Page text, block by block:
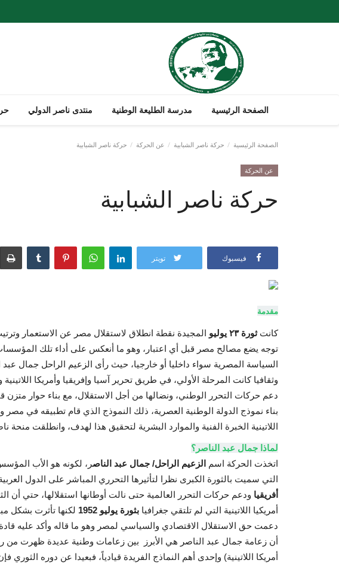
الصفحة الرئيسية مدرسة الطليعة الوطنية منتدى ناصر الدولي
الصفحة الرئيسية حركة ناصر الشبابية عن الحركة حركة ناصر الشبابية
عن الحركة
حركة ناصر الشبابية
فيسبوك تويتر
مقدمة
كانت ثورة ٢٣ يوليو
المجيدة نقطة انطلاق لاستقلال مصر عن الاستعمار
توجه يضع مصالح مصر قبل أي اعتبار، وهو ما أنعكس على أداء تلك
السياسة المصرية سواء داخليا أو خارجيا، حيث رأى الزعيم الراحل جمال
وثقافيا كانت المرحلة الأولي، في طريق تحرير آسيا وإفريقيا وأمريكا
دعم حركات التحرر الوطني، ونضالها من أجل الاستقلال، مع بناء حوار متزن
بناء نموذج الدولة الوطنية العصرية، ذلك النموذج الذي قام تطبيقه في مصر
اللاتينية الخبرة الفنية والموارد البشرية لتحقيق هذا لهدف، وانطلقت منحة
لماذا جمال عبد الناصر؟
اتخذت الحركة اسم
الزعيم الراحل/ جمال عبد الناصر، لكونه هو الأب
التي سميت بالثورة الكبرى نظرا لتأثيرها التحرري المباشر على الدول
أفريقيا ودعم حركات التحرر العالمية حتى نالت أوطانها استقلالها، حتي أن
أمريكيا اللاتينية التي لم تلتقي جغرافيا بثورة يوليو 1952
لكنها تأثرت بشكل
دعمت حق الاستقلال الاقتصادي والسياسي لمصر وهو ما قاله وأكد عليه قادة
أن زعامة جمال عبد الناصر هي الأبرز بين زعامات وطنية عديدة ظهرت من
أمريكا اللاتينية) وإحدى أهم النماذج الفريدة قيادياً، فبعيدا عن دوره